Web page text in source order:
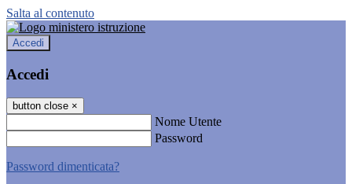
Salta al contenuto
Accedi
Accedi
button close ×
Nome Utente
Password
Password dimenticata?